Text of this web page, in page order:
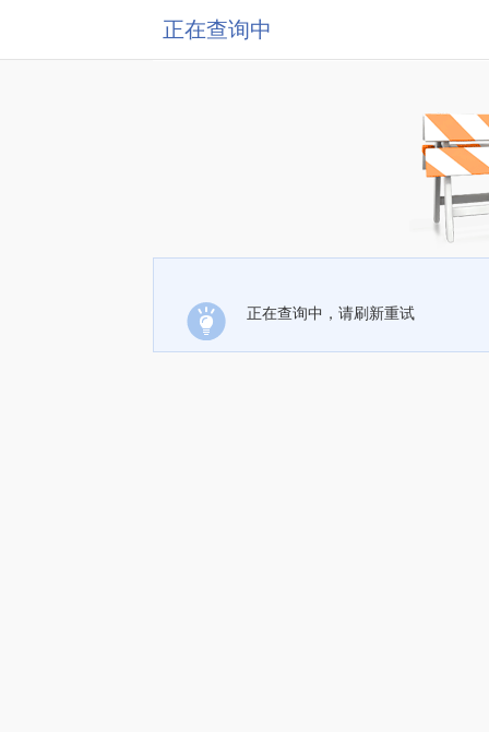
正在查询中
正在查询中，请刷新重试